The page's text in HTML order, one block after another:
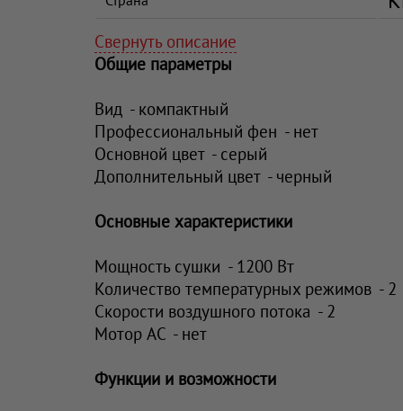
Свернуть описание
Общие параметры
Вид - компактный
Профессиональный фен - нет
Основной цвет - серый
Дополнительный цвет - черный
Основные характеристики
Мощность сушки - 1200 Вт
Количество температурных режимов - 2
Скорости воздушного потока - 2
Мотор AC - нет
Функции и возможности